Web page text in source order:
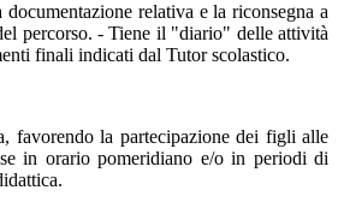
relativa e la riconsegna a
percorso. - Tiene il "diario" delle attività
finali indicati dal Tutor scolastico.
favorendo la partecipazione dei figli alle
in orario pomeridiano e/o in periodi di